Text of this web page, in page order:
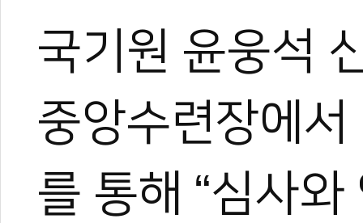
국기원 윤웅석
중앙수련장에
를 통해 “심사